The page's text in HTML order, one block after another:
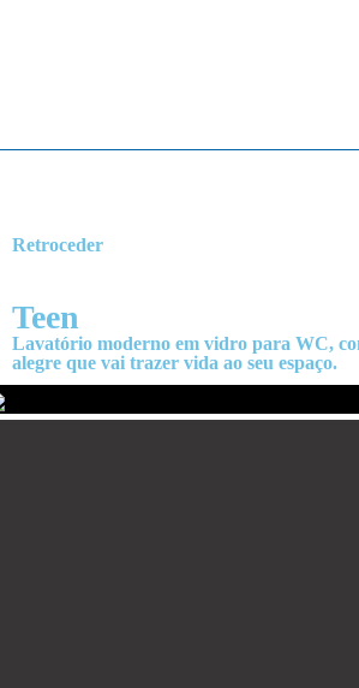
Retroceder
Teen
Lavatório moderno em vidro para WC,
alegre que vai trazer vida ao seu espaço.